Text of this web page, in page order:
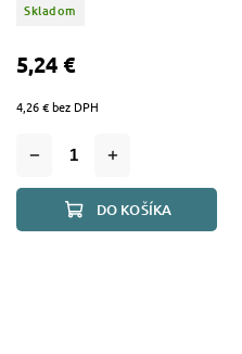
DO KOŠÍKA
Skladom
4,26 € bez DPH
5,24 €
DO KOŠÍKA